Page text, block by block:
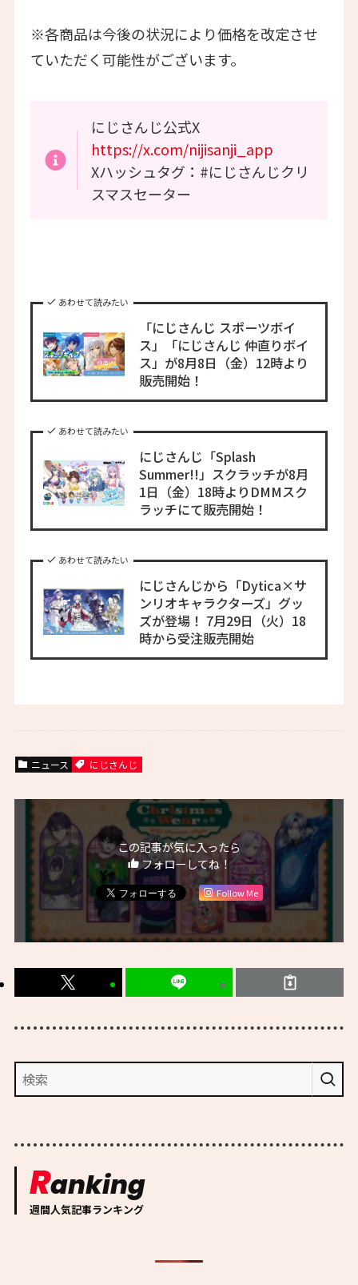
※各商品は今後の状況により価格を改定させ
ていただく可能性がございます。
にじさんじ公式X
https://x.com/nijisanji_app
Xハッシュタグ：#にじさんじクリ
スマスセーター
あわせて読みたい
「にじさんじ スポーツボイ
ス」「にじさんじ 仲直りボイ
ス」が8月8日（金）12時より
販売開始！
あわせて読みたい
にじさんじ「Splash
Summer!!」スクラッチが8月
1日（金）18時よりDMMスク
ラッチにて販売開始！
あわせて読みたい
にじさんじから「Dytica×サ
ンリオキャラクターズ」グッ
ズが登場！ 7月29日（火）18
時から受注販売開始
ニュース にじさんじ
この記事が気に入ったら
フォローしてね！
Follow Me
Ranking
週間人気記事ランキング